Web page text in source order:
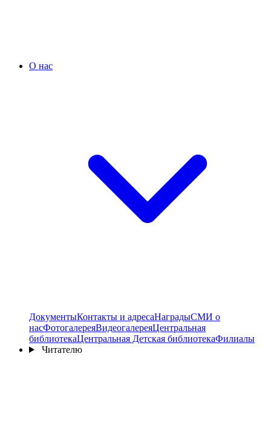
О нас
ДокументыКонтакты и адресаНаградыСМИ о
насФотогалереяВидеогалереяЦентральная
библиотекаЦентральная Детская библиотекаФилиалы
Читателю